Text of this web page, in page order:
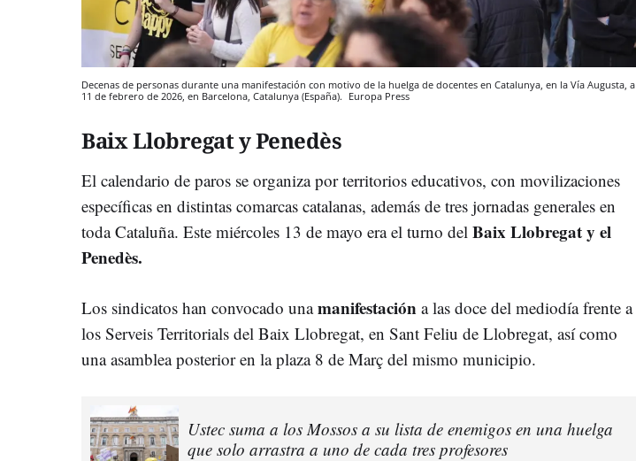
Decenas de personas durante una manifestación con motivo de la huelga de docentes en Catalunya, en la Vía Augusta, a
11 de febrero de 2026, en Barcelona, Catalunya (España). Europa Press
Baix Llobregat y Penedès
El calendario de paros se organiza por territorios educativos, con movilizaciones
específicas en distintas comarcas catalanas, además de tres jornadas generales en
toda Cataluña. Este miércoles 13 de mayo era el turno del Baix Llobregat y el
Penedès.
Los sindicatos han convocado unamanifestación a las doce del mediodía frente a
los Serveis Territorials del Baix Llobregat, en Sant Feliu de Llobregat, así como
una asamblea posterior en la plaza 8 de Març del mismo municipio.
Ustec suma a los Mossos a su lista de enemigos en una huelga
que solo arrastra a uno de cada tres profesores